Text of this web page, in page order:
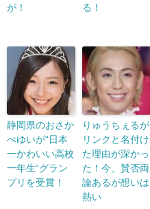
が！
る！
静岡県のおさか
べゆいが“日本
一かわいい高校
一年生“グラン
プリを受賞！
りゅうちぇるが
リンクと名付け
た理由が深かっ
た！今、賛否両
論あるが想いは
熱い